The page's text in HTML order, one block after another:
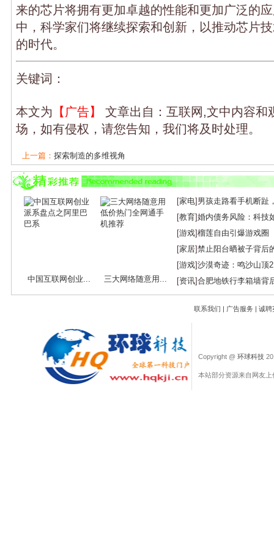
来的芯片将拥有更加卓越的性能和更加广泛的
中，科学家们将继续探索和创新，以推动芯片
的时代。
关键词：
本文为 【广告】
文章出自：互联网,文中内容和
场，如有侵权，请您告知，我们将及时处理。
上一篇： 探索制造的多维视角
下一篇：5G时代下的影视革命：体验与技术...
中国互联网创业... 三大网络随意用...
[家电] 男孩走路看手机断趾
[教育]婚内债务风险：科技
[游戏]榴莲自由引爆游戏圈
[家居]禁止阳台晒被子背后
[游戏]沙漠奇迹：鸣沙山顶
[资讯]合肥地铁行李箱墙背
联系我们 | 广告服务 | 诚聘
Copyright @ 环球科技
本站部分资源来自网友